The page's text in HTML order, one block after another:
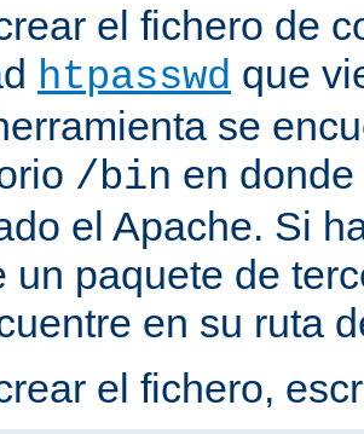
el fichero de
htpasswd que
se
/bin en
el Apache. Si
un paquete de
en su ruta
el fichero,